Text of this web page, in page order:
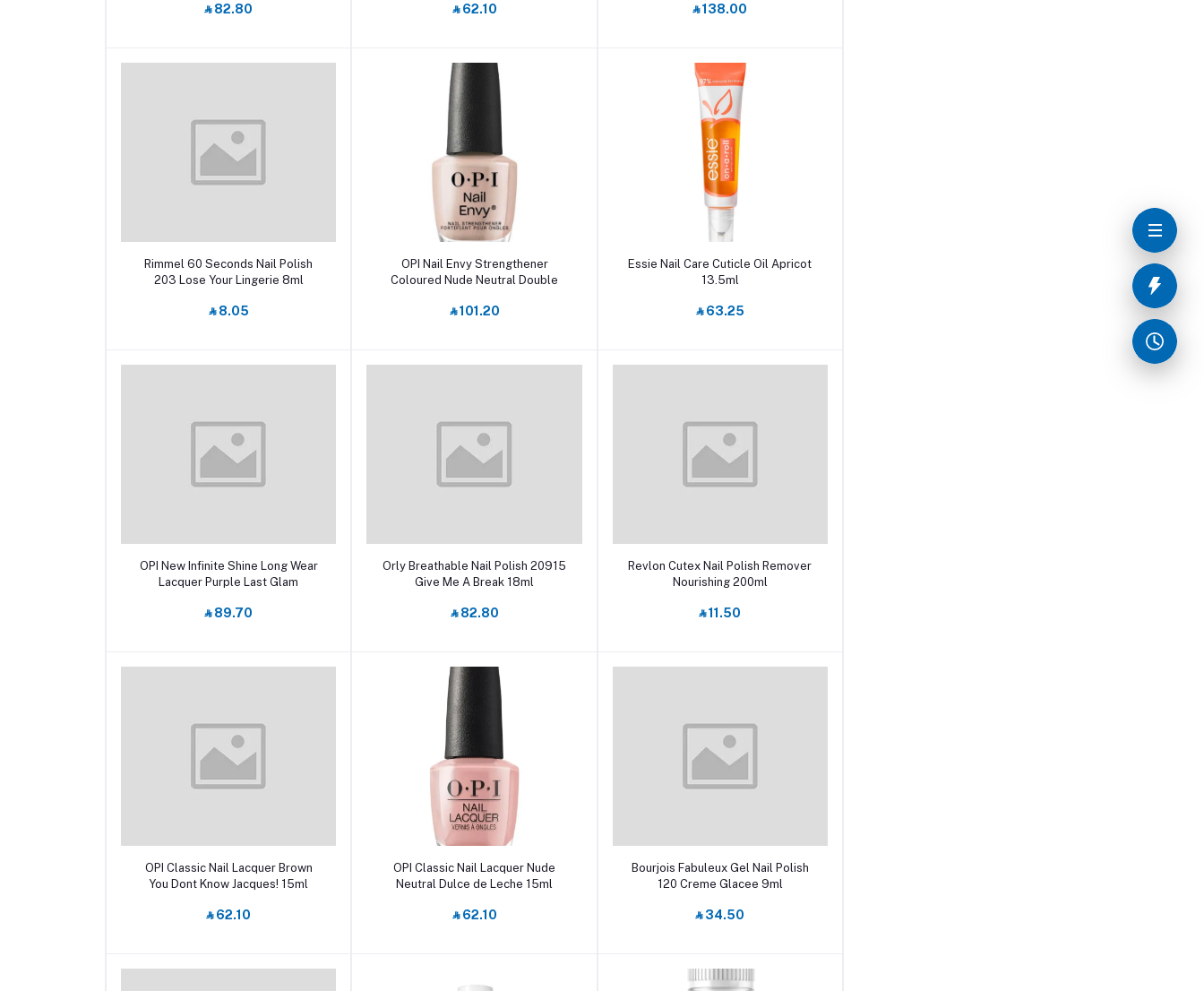
‎⃁ 138.00
‎⃁ 62.10
‎⃁ 82.80
أضف إلى السلة
Essie Nail Care Cuticle Oil Apricot
13.5ml
‎⃁ 63.25
أضف إلى السلة
OPI Nail Envy Strengthener
Coloured Nude Neutral Double
‎⃁ 101.20
أضف إلى السلة
Rimmel 60 Seconds Nail Polish
203 Lose Your Lingerie 8ml
‎⃁ 8.05
أضف إلى السلة
Revlon Cutex Nail Polish Remover
Nourishing 200ml
‎⃁ 11.50
أضف إلى السلة
Orly Breathable Nail Polish 20915
Give Me A Break 18ml
‎⃁ 82.80
أضف إلى السلة
OPI New Infinite Shine Long Wear
Lacquer Purple Last Glam
‎⃁ 89.70
أضف إلى السلة
Bourjois Fabuleux Gel Nail Polish
120 Creme Glacee 9ml
‎⃁ 34.50
أضف إلى السلة
OPI Classic Nail Lacquer Nude
Neutral Dulce de Leche 15ml
‎⃁ 62.10
أضف إلى السلة
OPI Classic Nail Lacquer Brown
You Dont Know Jacques! 15ml
‎⃁ 62.10